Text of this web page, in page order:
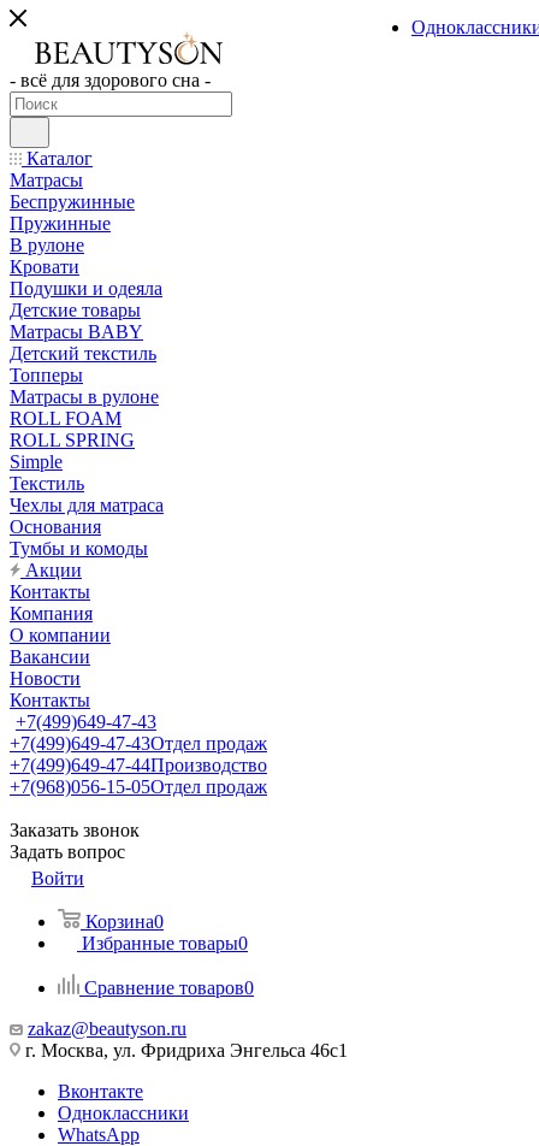
- всё для здорового сна -
Каталог
Матрасы
Беспружинные
Пружинные
В рулоне
Кровати
Подушки и одеяла
Детские товары
Матрасы BABY
Детский текстиль
Топперы
Матрасы в рулоне
ROLL FOAM
ROLL SPRING
Simple
Текстиль
Чехлы для матраса
Основания
Тумбы и комоды
Акции
Контакты
Компания
О компании
Вакансии
Новости
Контакты
+7(499)649-47-43
+7(499)649-47-43Отдел продаж
+7(499)649-47-44Производство
+7(968)056-15-05Отдел продаж
Заказать звонок
Задать вопрос
Войти
Корзина0
Избранные товары0
Сравнение товаров0
zakaz@beautyson.ru
г. Москва, ул. Фридриха Энгельса 46с1
Вконтакте
Одноклассники
WhatsApp